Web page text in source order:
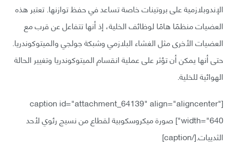
الإندوبلازمية على بروتينات خاصة تساعد في حفظ توازنها. تعتبر هذه
العضيات منظمًا هامًا لوظائف الخلية، إذ أنها تتفاعل عن قرب مع
العضيات الأخرى مثل الغشاء البلازمي وشبكة جولجي والميتوكوندريا.
حتى أنها يمكن أن تؤثر على عملية انقسام الميتوكوندريا وتغيير الحالة
الهوائية للخلية.
[caption id="attachment_64139" align="aligncenter"
width="640"] صورة ميكروسكوبية لقطاع من نسيج رئوي لأحد
الثدييات.[/caption]